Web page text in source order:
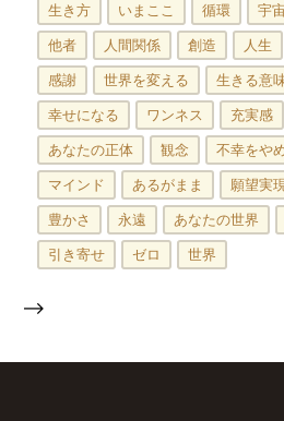
生き方 いまここ 循環 宇
他者
人間関係 創造 人生
感謝
世界を変える 生きる意
幸せになる
ワンネス 充実感
あなたの正体
観念 不幸をや
マインド
あるがまま 願望実現
豊かさ
永遠 あなたの世界
引き寄せ
ゼロ 世界
-->